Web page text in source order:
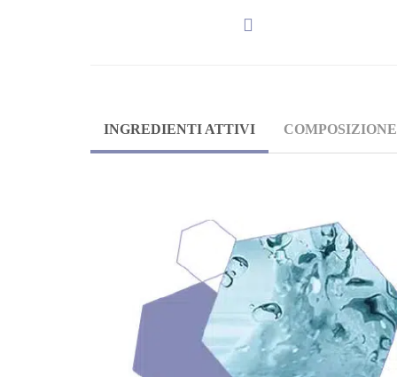
INGREDIENTI ATTIVI COMPOSIZIONE